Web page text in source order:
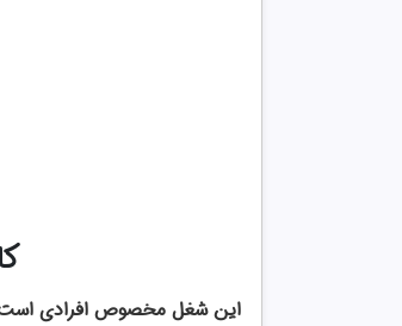
این شغل مخصوص افرادی است